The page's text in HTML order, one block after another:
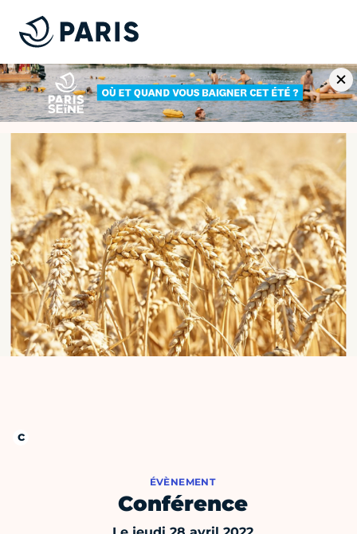
ÉVÈNEMENT
Conférence